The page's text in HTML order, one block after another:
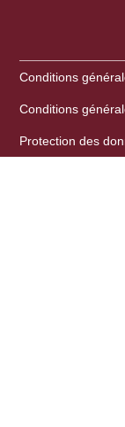
Conditions
Conditions
Protection des